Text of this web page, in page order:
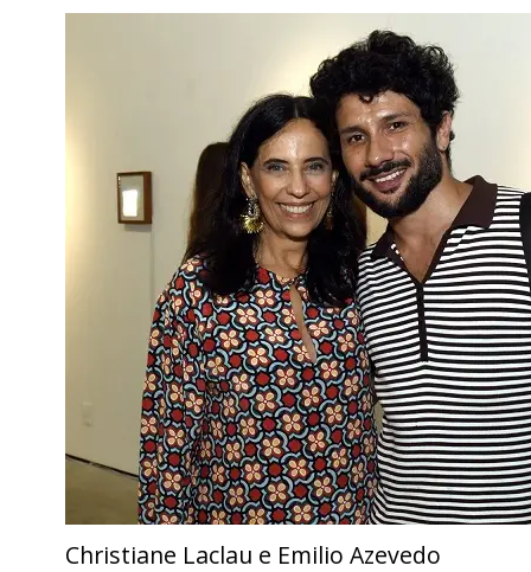
Christiane Laclau e Emilio Azevedo